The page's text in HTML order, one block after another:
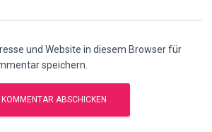
und Website in diesem Browser für
speichern.